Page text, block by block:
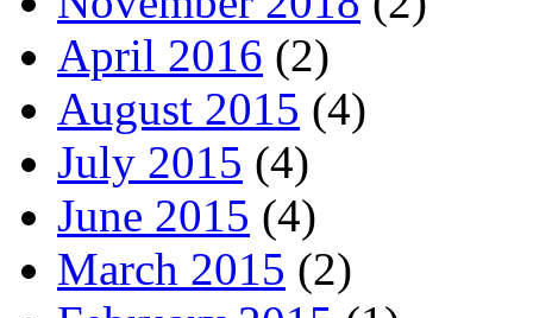
April 2016 (2)
August 2015 (4)
July 2015 (4)
June 2015 (4)
March 2015 (2)